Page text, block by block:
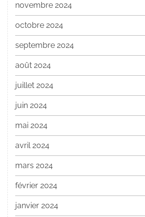
novembre 2024
octobre 2024
septembre 2024
août 2024
juillet 2024
juin 2024
mai 2024
avril 2024
mars 2024
février 2024
janvier 2024